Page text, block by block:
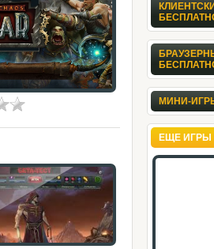
МИНИ-
ЕЩЕ ИГРЫ